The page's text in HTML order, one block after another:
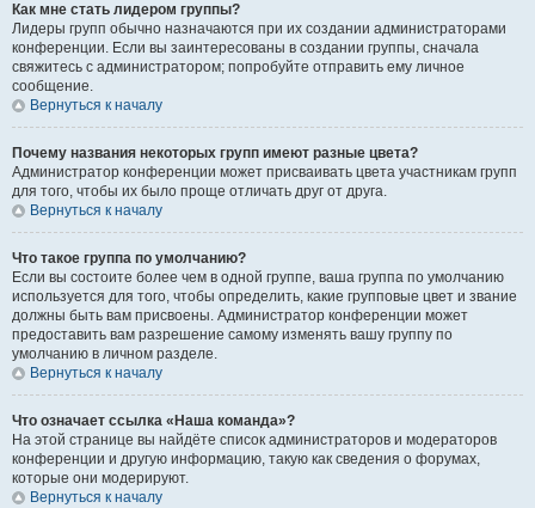
Как мне стать лидером группы?
Лидеры групп обычно назначаются при их создании администраторами
конференции. Если вы заинтересованы в создании группы, сначала
свяжитесь с администратором; попробуйте отправить ему личное
сообщение.
Вернуться к началу
Почему названия некоторых групп имеют разные цвета?
Администратор конференции может присваивать цвета участникам групп
для того, чтобы их было проще отличать друг от друга.
Вернуться к началу
Что такое группа по умолчанию?
Если вы состоите более чем в одной группе, ваша группа по умолчанию
используется для того, чтобы определить, какие групповые цвет и звание
должны быть вам присвоены. Администратор конференции может
предоставить вам разрешение самому изменять вашу группу по
умолчанию в личном разделе.
Вернуться к началу
Что означает ссылка «Наша команда»?
На этой странице вы найдёте список администраторов и модераторов
конференции и другую информацию, такую как сведения о форумах,
которые они модерируют.
Вернуться к началу